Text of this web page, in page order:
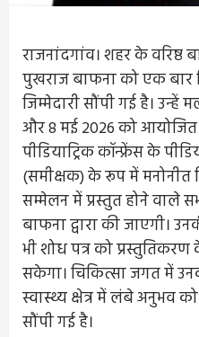
राजनांदगांव। शहर के वरिष्ठ
पुखराज बाफना को एक बार
जिम्मेदारी सौंपी गई है।
और 8 मई 2026 को आयोजित
पीडियाट्रिक कॉन्फ्रेंस के
(समीक्षक) के रूप में मनोनीत
सम्मेलन में प्रस्तुत होने वाले
बाफना द्वारा की जाएगी।
भी शोध पत्र को
सकेगा। चिकित्सा जगत में
स्वास्थ्य क्षेत्र में लंबे अनुभव
सौंपी गई है।